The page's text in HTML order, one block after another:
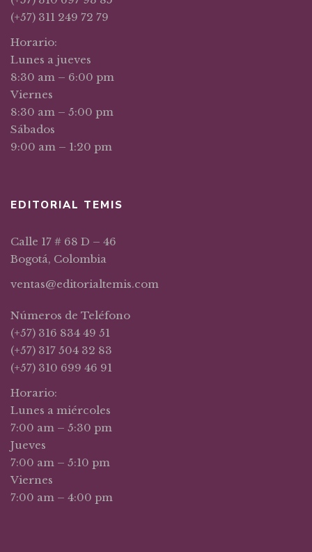
(+57) 311 249 72 79
Horario:
Lunes a jueves
8:30 am – 6:00 pm
Viernes
8:30 am – 5:00 pm
Sábados
9:00 am – 1:20 pm
EDITORIAL TEMIS
Calle 17 # 68 D – 46
Bogotá, Colombia
ventas@editorialtemis.com
Números de Teléfono
(+57) 316 834 49 51
(+57) 317 504 32 83
(+57) 310 699 46 91
Horario:
Lunes a miércoles
7:00 am – 5:30 pm
Jueves
7:00 am – 5:10 pm
Viernes
7:00 am – 4:00 pm